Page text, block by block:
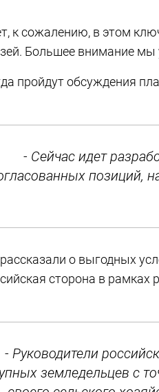
к сожалению, в этом
Большее внимание
пройдут обсуждения
- Сейчас идет
позиций,
о выгодных
сторона в рамках
- Руководители
земледельцев с